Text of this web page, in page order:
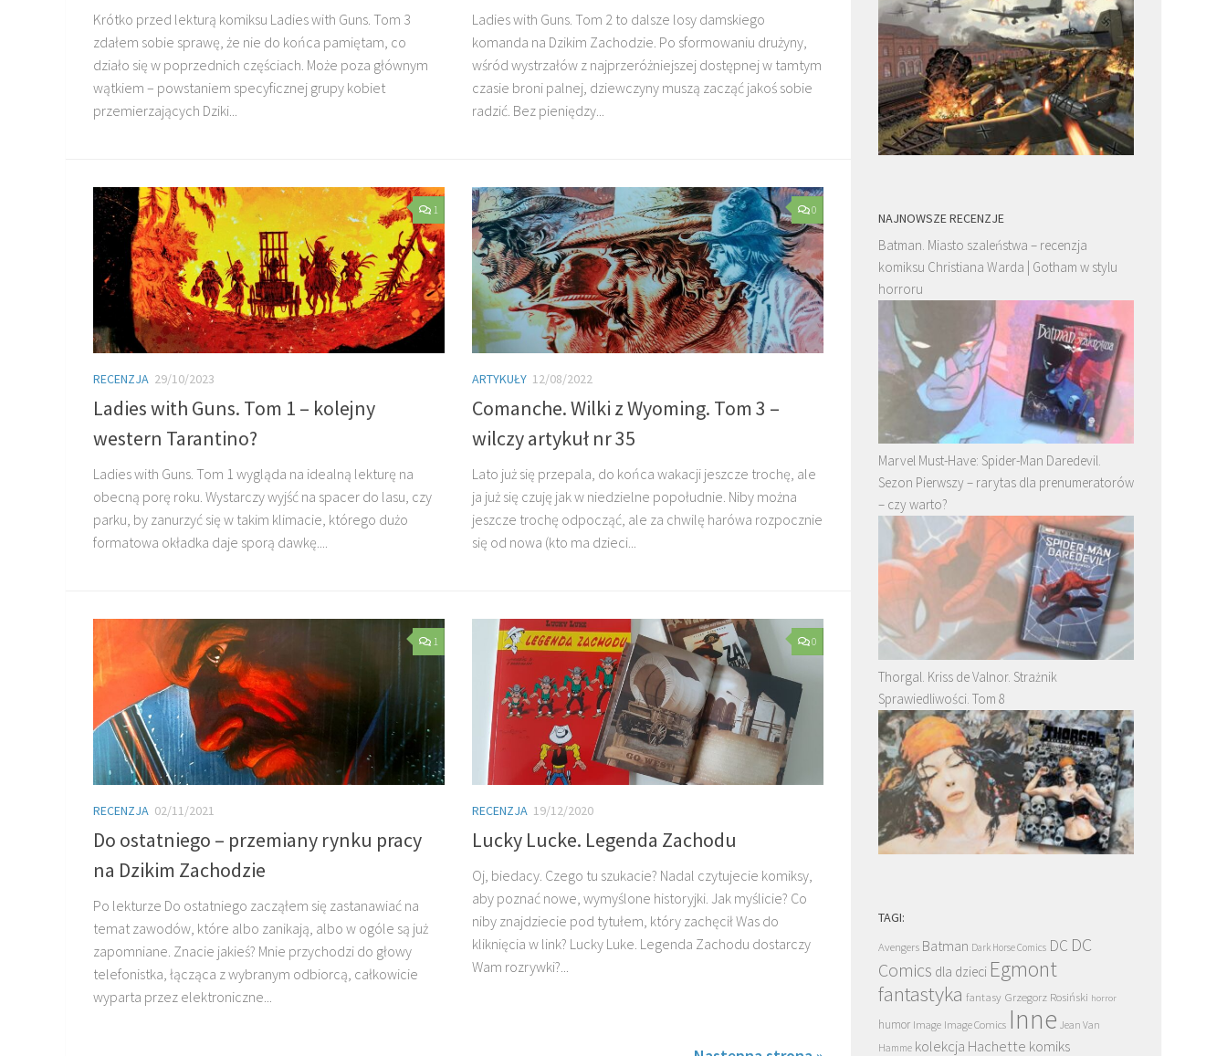
Krótko przed lekturą komiksu Ladies with Guns. Tom 3
zdałem sobie sprawę, że nie do końca pamiętam, co
działo się w poprzednich częściach. Może poza głównym
wątkiem – powstaniem specyficznej grupy kobiet
przemierzających Dziki...
Ladies with Guns. Tom 2 to dalsze losy damskiego
komanda na Dzikim Zachodzie. Po sformowaniu drużyny,
wśród wystrzałów z najprzeróżniejszej dostępnej w tamtym
czasie broni palnej, dziewczyny muszą zacząć jakoś sobie
radzić. Bez pieniędzy...
1
RECENZJA 29/10/2023
Ladies with Guns. Tom 1 – kolejny
western Tarantino?
Ladies with Guns. Tom 1 wygląda na idealną lekturę na
obecną porę roku. Wystarczy wyjść na spacer do lasu, czy
parku, by zanurzyć się w takim klimacie, którego dużo
formatowa okładka daje sporą dawkę....
0
ARTYKUŁY 12/08/2022
Comanche. Wilki z Wyoming. Tom 3 –
wilczy artykuł nr 35
Lato już się przepala, do końca wakacji jeszcze trochę, ale
ja już się czuję jak w niedzielne popołudnie. Niby można
jeszcze trochę odpocząć, ale za chwilę harówa rozpocznie
się od nowa (kto ma dzieci...
1
RECENZJA 02/11/2021
Do ostatniego – przemiany rynku pracy
na Dzikim Zachodzie
Po lekturze Do ostatniego zacząłem się zastanawiać na
temat zawodów, które albo zanikają, albo w ogóle są już
zapomniane. Znacie jakieś? Mnie przychodzi do głowy
telefonistka, łącząca z wybranym odbiorcą, całkowicie
wyparta przez elektroniczne...
0
RECENZJA 19/12/2020
Lucky Lucke. Legenda Zachodu
Oj, biedacy. Czego tu szukacie? Nadal czytujecie komiksy,
aby poznać nowe, wymyślone historyjki. Jak myślicie? Co
niby znajdziecie pod tytułem, który zachęcił Was do
kliknięcia w link? Lucky Luke. Legenda Zachodu dostarczy
Wam rozrywki?...
NAJNOWSZE RECENZJE
Batman. Miasto szaleństwa – recenzja
komiksu Christiana Warda | Gotham w stylu
horroru
Marvel Must-Have: Spider-Man Daredevil.
Sezon Pierwszy – rarytas dla prenumeratorów
– czy warto?
Thorgal. Kriss de Valnor. Strażnik
Sprawiedliwości. Tom 8
TAGI:
Avengers Batman Dark Horse Comics DC DC
Comics dla dzieci Egmont
fantastyka fantasy Grzegorz Rosiński horror
humor Image Image Comics Inne Jean Van
Hamme kolekcja Hachette komiks